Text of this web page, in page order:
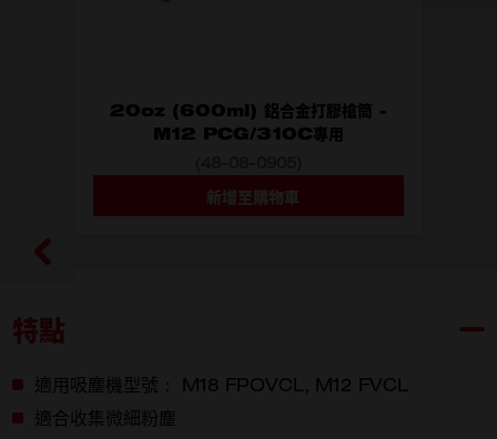
20oz (600ml) 鋁合金打膠槍筒 -
M12 PCG/310C專用
48-08-0905新增至購物車
特點
適用吸塵機型號： M18 FPOVCL, M12 FVCL
適合收集微細粉塵